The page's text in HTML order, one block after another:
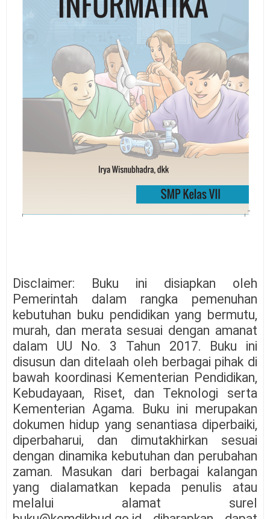
Disclaimer: Buku ini disiapkan oleh
Pemerintah dalam rangka pemenuhan
kebutuhan buku pendidikan yang bermutu,
murah, dan merata sesuai dengan amanat
dalam UU No. 3 Tahun 2017. Buku ini
disusun dan ditelaah oleh berbagai pihak di
bawah koordinasi Kementerian Pendidikan,
Kebudayaan, Riset, dan Teknologi serta
Kementerian Agama. Buku ini merupakan
dokumen hidup yang senantiasa diperbaiki,
diperbaharui, dan dimutakhirkan sesuai
dengan dinamika kebutuhan dan perubahan
zaman. Masukan dari berbagai kalangan
yang dialamatkan kepada penulis atau
melalui alamat surel